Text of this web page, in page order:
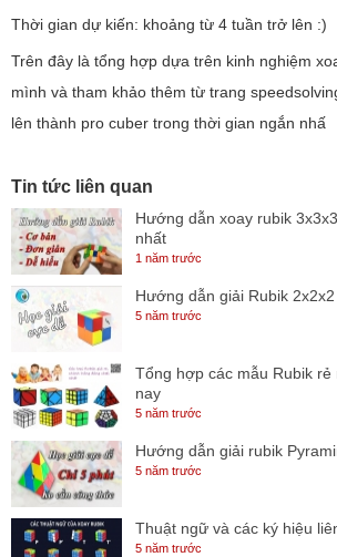
Thời gian dự kiến: khoảng từ 4 tuần trở lên :)
Trên đây là tổng hợp dựa trên kinh nghiệm
mình và tham khảo thêm từ trang
lên thành pro cuber trong thời gian ngắn nhấ
Tin tức liên quan
Hướng dẫn xoay rubik
nhất
1 năm trước
Hướng dẫn giải Rubik
5 năm trước
Tổng hợp các mẫu Rubik rẻ
nay
5 năm trước
Hướng dẫn giải rubik
5 năm trước
Thuật ngữ và các ký hiệu
5 năm trước